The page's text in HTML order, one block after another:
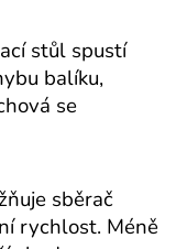
stůl spustí
balíku,
se
sběrač
rychlost. Méně